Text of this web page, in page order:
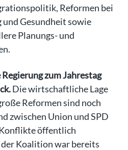
Reformen bei
und Gesundheit sowie
Planungs- und
zum Jahrestag
Die wirtschaftliche Lage
Reformen sind noch
zwischen Union und SPD
öffentlich
Koalition war bereits